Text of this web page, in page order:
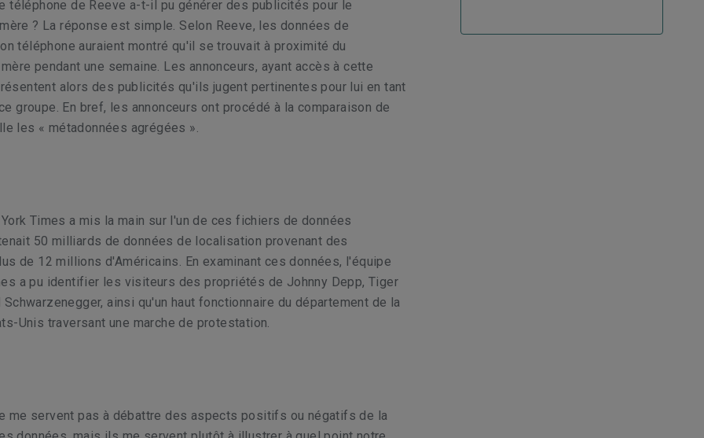
téléphone de Reeve a-t-il pu générer des publicités pour le
? La réponse est simple. Selon Reeve, les données de
téléphone auraient montré qu'il se trouvait à proximité du
pendant une semaine. Les annonceurs, ayant accès à cette
alors des publicités qu'ils jugent pertinentes pour lui en tant
groupe. En bref, les annonceurs ont procédé à la comparaison de
les « métadonnées agrégées ».
Times a mis la main sur l'un de ces fichiers de données
50 milliards de données de localisation provenant des
de 12 millions d'Américains. En examinant ces données, l'équipe
a pu identifier les visiteurs des propriétés de Johnny Depp, Tiger
ainsi qu'un haut fonctionnaire du département de la
Unis traversant une marche de protestation.
me servent pas à débattre des aspects positifs ou négatifs de la